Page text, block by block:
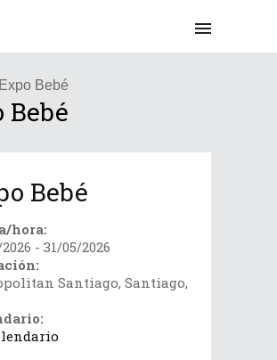
Expo Bebé
Bebé
Bebé
hora:
- 31/05/2026
Santiago, Santiago,